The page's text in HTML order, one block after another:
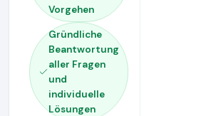
Vorgehen
Gründliche
Beantwortung
aller Fragen
und
individuelle
Lösungen